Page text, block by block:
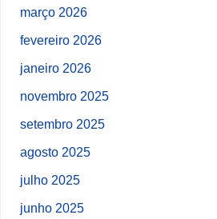
março 2026
fevereiro 2026
janeiro 2026
novembro 2025
setembro 2025
agosto 2025
julho 2025
junho 2025